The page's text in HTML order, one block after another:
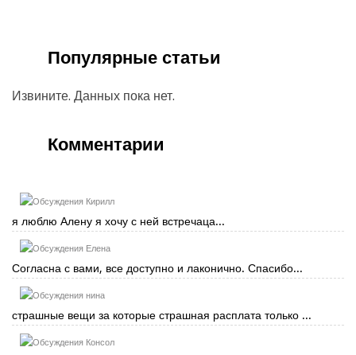
Популярные статьи
Извините. Данных пока нет.
Комментарии
Кирилл
я люблю Алену я хочу с ней встречаца...
Елена
Согласна с вами, все доступно и лаконично. Спасибо...
нина
страшные вещи за которые страшная расплата только ...
Консол